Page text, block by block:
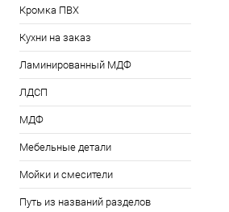
Кромка ПВХ
Кухни на заказ
Ламинированный МДФ
ЛДСП
МДФ
Мебельные детали
Мойки и смесители
Путь из названий разделов